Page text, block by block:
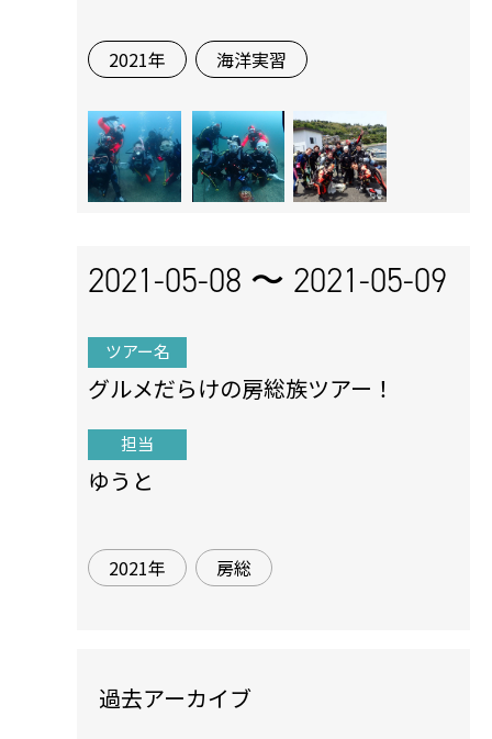
2021年 海洋実習
2021-05-08 〜 2021-05-09
ツアー名
グルメだらけの房総族ツアー！
担当
ゆうと
2021年 房総
過去アーカイブ